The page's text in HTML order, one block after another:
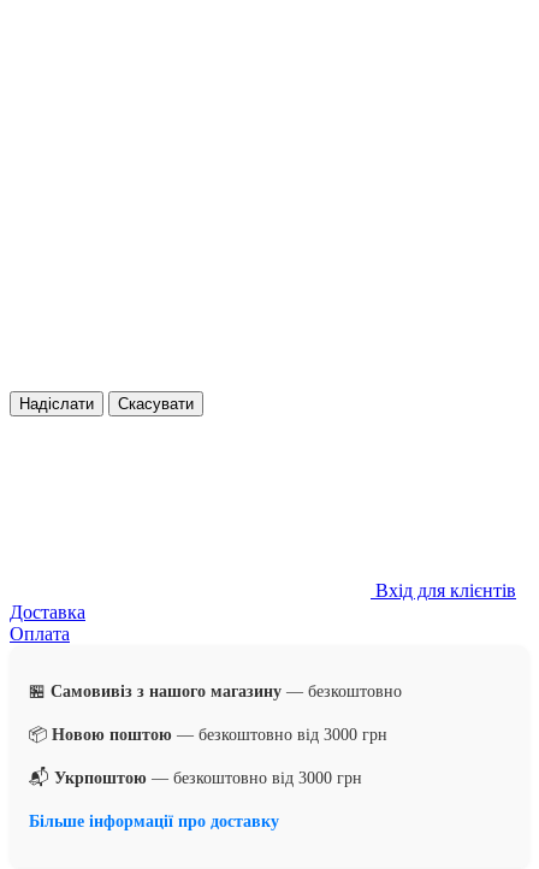
Надіслати Скасувати
Вхід для клієнтів
Доставка
Оплата
🏪 Самовивіз з нашого магазину — безкоштовно
📦 Новою поштою — безкоштовно від 3000 грн
📬 Укрпоштою — безкоштовно від 3000 грн
Більше інформації про доставку